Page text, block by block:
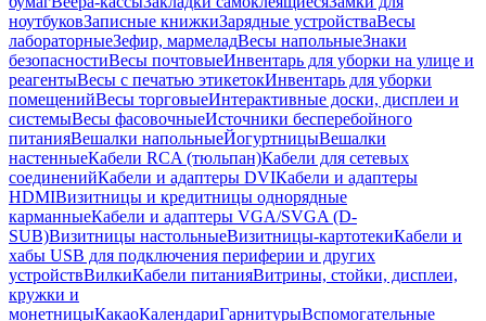
ноутбуковЗаписные книжкиЗарядные устройстваВесы
лабораторныеЗефир, мармеладВесы напольныеЗнаки
безопасностиВесы почтовыеИнвентарь для уборки на улице и
реагентыВесы с печатью этикетокИнвентарь для уборки
помещенийВесы торговыеИнтерактивные доски, дисплеи и
системыВесы фасовочныеИсточники бесперебойного
питанияВешалки напольныеЙогуртницыВешалки
настенныеКабели RCA (тюльпан)Кабели для сетевых
соединенийКабели и адаптеры DVIКабели и адаптеры
HDMIВизитницы и кредитницы однорядные
карманныеКабели и адаптеры VGA/SVGA (D-
SUB)Визитницы настольныеВизитницы-картотекиКабели и
хабы USB для подключения периферии и других
устройствВилкиКабели питанияВитрины, стойки, дисплеи,
кружки и
монетницыКакаоКалендариГарнитурыВспомогательные